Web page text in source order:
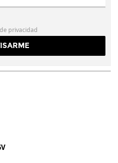
privacidad